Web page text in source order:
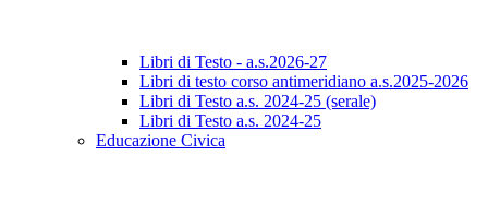
Libri di Testo - a.s.2026-27
Libri di testo corso antimeridiano a.s.2025-2026
Libri di Testo a.s. 2024-25 (serale)
Libri di Testo a.s. 2024-25
Educazione Civica